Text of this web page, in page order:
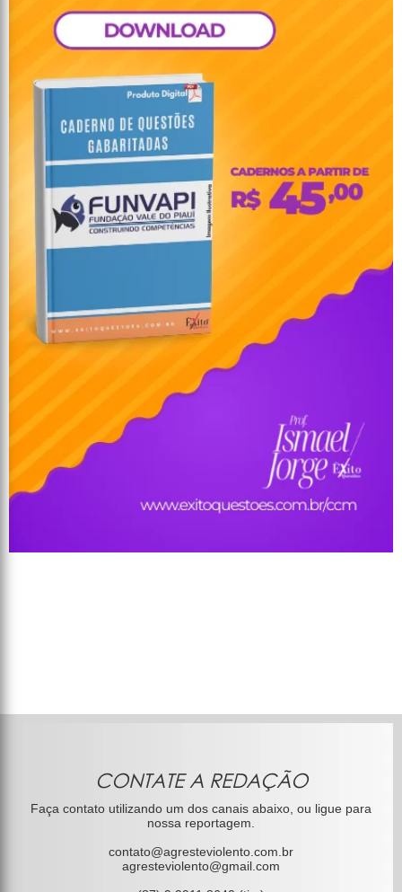
CONTATE A REDAÇÃO
Faça contato utilizando um dos canais abaixo, ou ligue para
nossa reportagem.
contato@agresteviolento.com.br
agresteviolento@gmail.com